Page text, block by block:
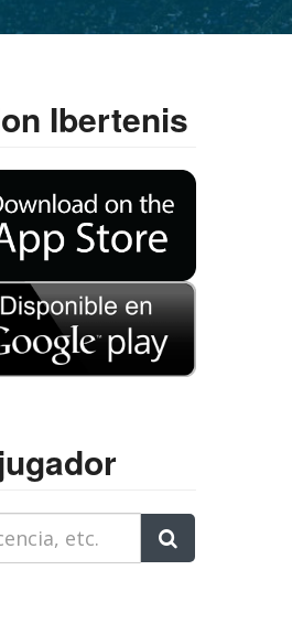
Ibertenis